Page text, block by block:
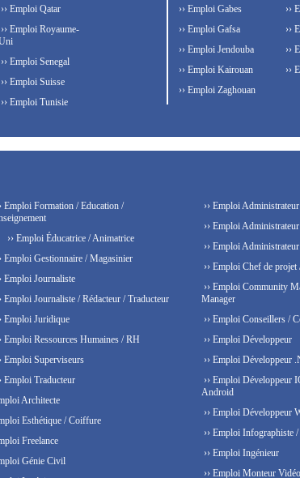
›› Emploi Qatar
›› Emploi Royaume-
›› Emploi Senegal
›› Emploi Suisse
›› Emploi Tunisie
›› Emploi Gabes
›› Emploi Gafsa
›› Emploi Jendouba
›› Emploi Kairouan
››
››
››
››
›› Emploi Zaghouan
Emploi Formation / Education /
›› Emploi Éducatrice / Animatrice
Emploi Gestionnaire / Magasinier
Emploi Journaliste
Emploi Journaliste / Rédacteur / Traducteur
Emploi Juridique
Emploi Ressources Humaines / RH
Emploi Superviseurs
Emploi Traducteur
Architecte
Esthétique / Coiffure
Freelance
Génie Civil
›› Emploi
›› Emploi
›› Emploi
›› Emploi Chef de projet
›› Emploi Community
Manager
›› Emploi Conseillers /
›› Emploi Développeur
›› Emploi Développeur
›› Emploi Développeur
Android
›› Emploi Développeur
›› Emploi Infographiste
›› Emploi Ingénieur
›› Emploi Monteur Vidéo